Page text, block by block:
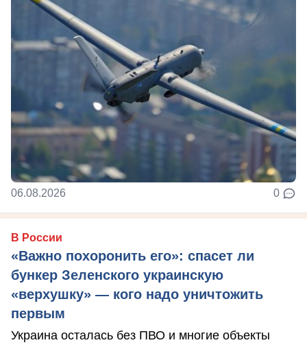
06.08.2026 0
В России
«Важно похоронить его»: спасет ли
бункер Зеленского украинскую
«верхушку» — кого надо уничтожить
первым
Украина осталась без ПВО и многие объекты